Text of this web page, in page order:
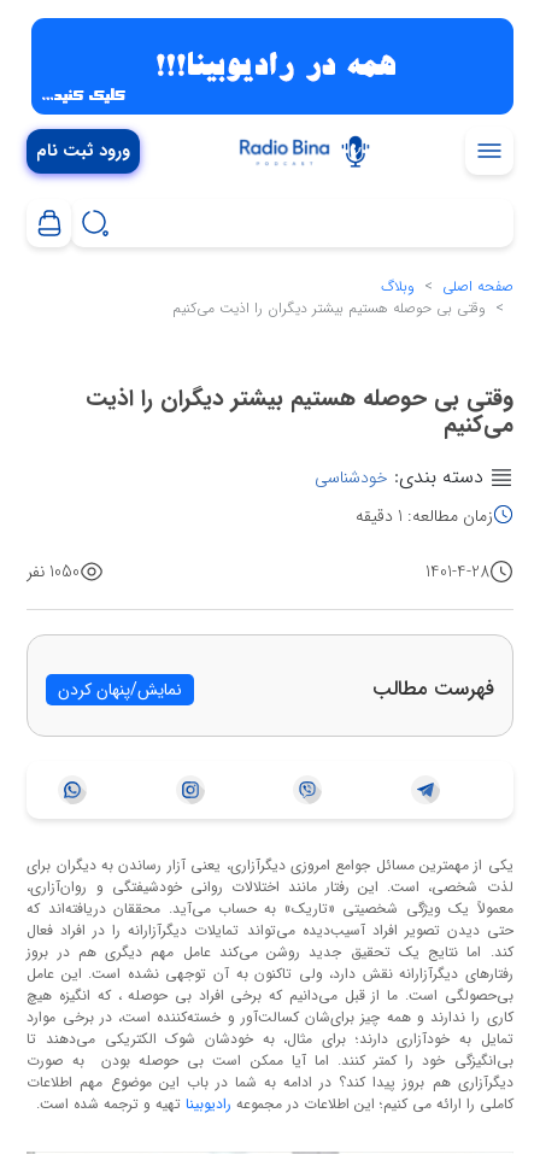
ورود ثبت نام
صفحه اصلی
وبلاگ
وقتی بی‌ حوصله هستیم بیشتر دیگران را اذیت می‌کنیم
وقتی بی‌ حوصله هستیم بیشتر دیگران را اذیت
می‌کنیم
1401-4-28 1050 نفر
زمان مطالعه: 1 دقیقه
دسته بندی: خودشناسی
فهرست مطالب نمایش/پنهان کردن
یکی از مهمترین مسائل جوامع امروزی دیگرآزاری، یعنی آزار رساندن به دیگران برای
لذت شخصی، است. این رفتار مانند اختلالات روانی خودشیفتگی و روان‌آزاری،
معمولاً یک ویژگی شخصیتی «تاریک» به حساب می‌آید. محققان دریافته‌اند که
حتی دیدن تصویر افراد آسیب‌دیده می‌تواند تمایلات دیگرآزارانه را در افراد فعال
کند. اما نتایج یک تحقیق جدید روشن می‌کند عامل مهم دیگری هم در بروز
رفتارهای دیگرآزارانه نقش دارد، ولی تاکنون به آن توجهی نشده است. این عامل
بی‌حصولگی است. ما از قبل می‌دانیم که برخی افراد بی حوصله ، که انگیزه هیچ
کاری را ندارند و همه چیز برای‌شان کسالت‌آور و خسته‌کننده است، در برخی موارد
تمایل به خودآزاری دارند؛ برای مثال، به خودشان شوک الکتریکی می‌دهند تا
بی‌انگیزگی خود را کمتر کنند. اما آیا ممکن است بی حوصله بودن به صورت
دیگرآزاری هم بروز پیدا کند؟ در ادامه به شما در باب این موضوع مهم اطلاعات
کاملی را ارائه می کنیم؛ این اطلاعات در مجموعه رادیوبینا تهیه و ترجمه شده است.